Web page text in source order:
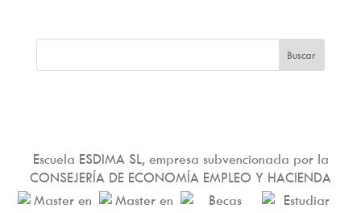
Escuela ESDIMA SL, empresa subvencionada por la
CONSEJERÍA DE ECONOMÍA EMPLEO Y HACIENDA